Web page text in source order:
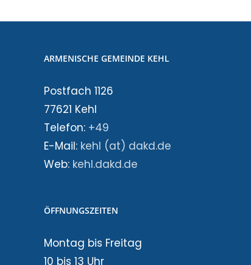
ARMENISCHE GEMEINDE KEHL
Postfach 1126
77621 Kehl
Telefon: +49
E-Mail: kehl (at) dakd.de
Web: kehl.dakd.de
ÖFFNUNGSZEITEN
Montag bis Freitag
10 bis 13 Uhr